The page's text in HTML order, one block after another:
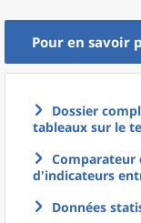
Pour en savoir
Dossier
tableaux sur le
Comparateur
d'indicateurs
Données